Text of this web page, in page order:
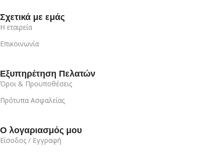
Σχετικά με εμάς
Η εταιρεία
Επικοινωνία
Εξυπηρέτηση Πελατών
Όροι & Προυποθέσεις
Πρότυπα Ασφαλείας
Ο λογαριασμός μου
Είσοδος / Εγγραφή